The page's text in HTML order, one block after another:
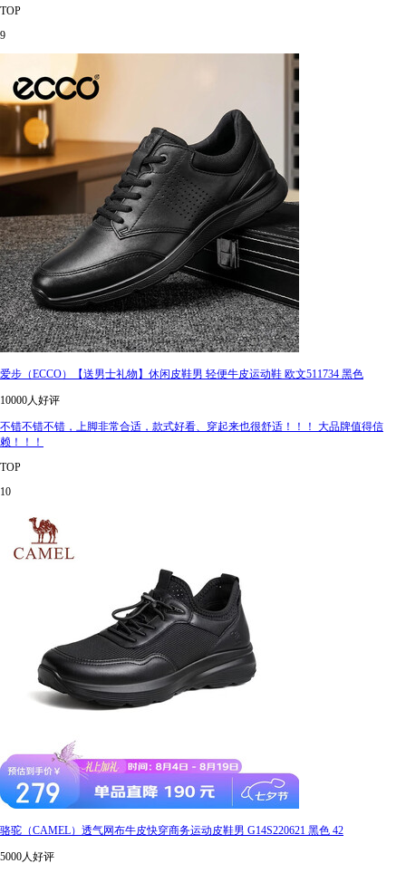
TOP
9
爱步（ECCO）【送男士礼物】休闲皮鞋男 轻便牛皮运动鞋 欧文511734 黑色
10000人好评
不错不错不错，上脚非常合适，款式好看、穿起来也很舒适！！！ 大品牌值得信
赖！！！
TOP
10
骆驼（CAMEL）透气网布牛皮快穿商务运动皮鞋男 G14S220621 黑色 42
5000人好评